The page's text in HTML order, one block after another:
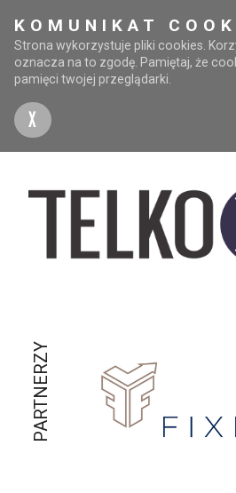
KOMUNIKAT
Strona wykorzystuje pliki cookies.
oznacza na to zgodę. Pamiętaj, że
pamięci twojej przeglądarki.
X
PARTNERZY